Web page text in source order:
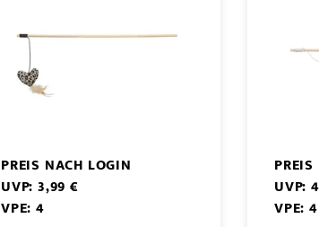
PREIS NACH LOGIN
UVP: 3,99 €
VPE: 4
UVP:
VPE: 4